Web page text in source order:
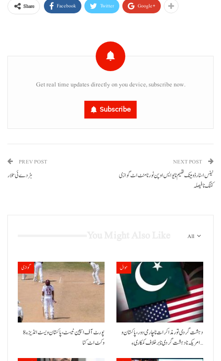
Share Facebook Twitter Google+
Get real time updates directly on you device, subscribe now.
Subscribe
PREV POST
ہڑدے ئی تلار
NEXT POST
ٹینس اسٹار ڈومینک تھیم نا یو ایس اوپن ٹورنامنٹ اٹ گوازی
کننگ نا فیصلہ
All
گوازی
پورٹ آف اسپین ٹیسٹ،پاکستان ویسٹ انڈیز ءِ 8
وکٹ اٹ کٹا
حوال
دہشت گردی تور مذاکرات نا چارمی دور،پاکستان و
امریکہ نا دہشت گردی نا برخلاف کمکاری ءِ…